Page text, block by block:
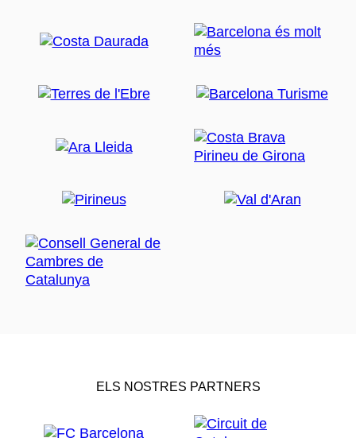
ELS NOSTRES PARTNERS